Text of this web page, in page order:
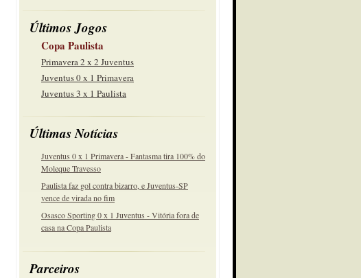
Últimos Jogos
Copa Paulista
Primavera 2 x 2 Juventus
Juventus 0 x 1 Primavera
Juventus 3 x 1 Paulista
Últimas Notícias
Juventus 0 x 1 Primavera - Fantasma tira 100% do
Moleque Travesso
Paulista faz gol contra bizarro, e Juventus-SP
vence de virada no fim
Osasco Sporting 0 x 1 Juventus - Vitória fora de
casa na Copa Paulista
Parceiros